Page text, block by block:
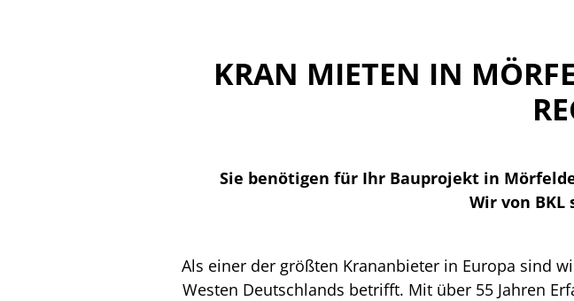
KRAN MIETEN IN
Sie benötigen für Ihr Bauprojekt in
Wir von BKL
Als einer der größten Krananbieter in Europa sind
Westen Deutschlands betrifft. Mit über 55 Jahren